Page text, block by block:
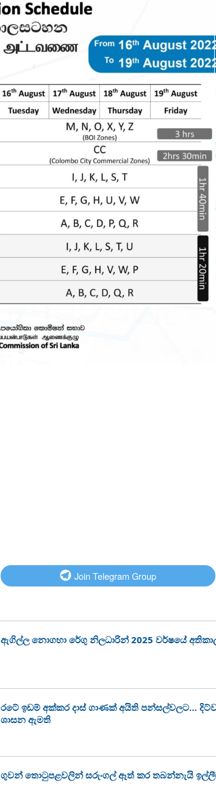
Join Telegram Group
ඇගිල්ල නොගහා රේගු නිලධාරින් 2025 වර්ෂයේ
රටේ ඉඩම් අක්කර දාස් ගාණක් අයිති පන්සල්වලට…
ශාසන ඇමති
ගුවන් තොටුපළවලින් සරුංගල් ඈත් කර තබන්නැයි